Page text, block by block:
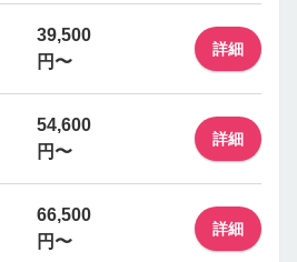
39,500
円〜
詳細
54,600
円〜
詳細
66,500
円〜
詳細